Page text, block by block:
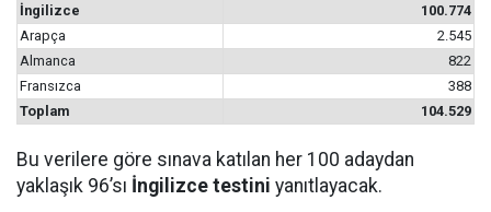
İngilizce
100.774
Arapça
2.545
Almanca
822
Fransızca
388
Toplam
104.529
Bu verilere göre sınava katılan her 100 adaydan
yaklaşık 96’sı İngilizce testini yanıtlayacak.